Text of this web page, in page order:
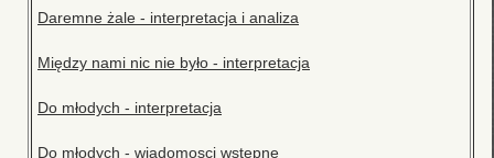
Daremne żale - interpretacja i analiza
Między nami nic nie było - interpretacja
Do młodych - interpretacja
Do młodych - wiadomosci wstępne